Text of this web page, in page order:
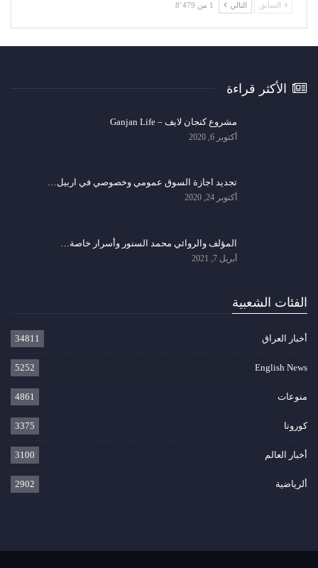
السابق التالي 1 من 8٬479
الأكثر قراءة
مشروع كنجان لايف – Ganjan Life
أكتوبر 6, 2020
تجديد اجازة السوق عمومي وخصوصي في اربيل…
أكتوبر 24, 2020
المؤلف والروائي محمد السنور وأسرار خاصة…
أبريل 7, 2021
الفئات الشعبية
أخبار العراق 34811
English News
5252
منوعات 4861
كورونا 3375
أخبار العالم 3100
ألرياضية 2902